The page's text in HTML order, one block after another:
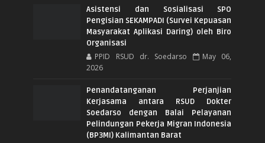
Asistensi dan Sosialisasi SPO
Pengisian SEKAMPADI (Survei Kepuasan
Masyarakat Aplikasi Daring) oleh Biro
Organisasi
PPID RSUD dr. Soedarso
May 06,
2026
Penandatanganan Perjanjian
Kerjasama antara RSUD Dokter
Soedarso dengan Balai Pelayanan
Pelindungan Pekerja Migran Indonesia
(BP3MI) Kalimantan Barat